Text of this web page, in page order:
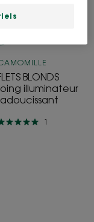
BLONDS
illuminateur
1